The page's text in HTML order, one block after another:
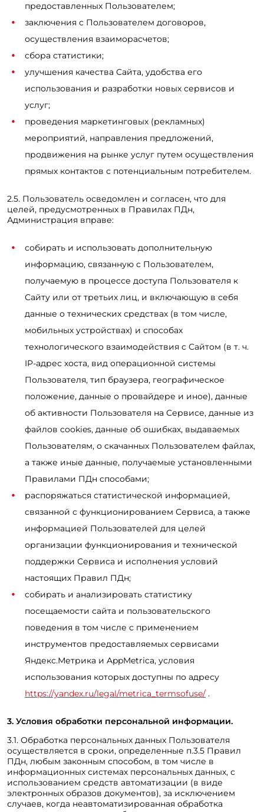
предоставленных Пользователем;
заключения с Пользователем договоров,
осуществления взаиморасчетов;
сбора статистики;
улучшения качества Сайта, удобства его
использования и разработки новых сервисов и
услуг;
проведения маркетинговых (рекламных)
мероприятий, направления предложений,
продвижения на рынке услуг путем осуществления
прямых контактов с потенциальным потребителем.
2.5. Пользователь осведомлен и согласен, что для
целей, предусмотренных в Правилах ПДн,
Администрация вправе:
собирать и использовать дополнительную
информацию, связанную с Пользователем,
получаемую в процессе доступа Пользователя к
Сайту или от третьих лиц, и включающую в себя
данные о технических средствах (в том числе,
мобильных устройствах) и способах
технологического взаимодействия с Сайтом (в т. ч.
IP-адрес хоста, вид операционной системы
Пользователя, тип браузера, географическое
положение, данные о провайдере и иное), данные
об активности Пользователя на Сервисе, данные из
файлов cookies, данные об ошибках, выдаваемых
Пользователям, о скачанных Пользователем файлах,
а также иные данные, получаемые установленными
Правилами ПДн способами;
распоряжаться статистической информацией,
связанной с функционированием Сервиса, а также
информацией Пользователей для целей
организации функционирования и технической
поддержки Сервиса и исполнения условий
настоящих Правил ПДн;
собирать и анализировать статистику
посещаемости сайта и пользовательского
поведения в том числе с применением
инструментов предоставляемых сервисами
Яндекс.Метрика и AppMetrica, условия
использования которых доступны по адресу
https://yandex.ru/legal/metrica_termsofuse/ .
3. Условия обработки персональной информации.
3.1. Обработка персональных данных Пользователя
осуществляется в сроки, определенные п.3.5 Правил
ПДн, любым законным способом, в том числе в
информационных системах персональных данных, с
использованием средств автоматизации (в виде
электронных образов документов), за исключением
случаев, когда неавтоматизированная обработка